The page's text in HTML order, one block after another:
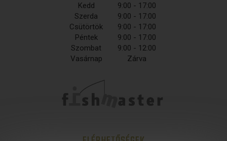
Kedd
9:00 - 17:00
Szerda
9:00 - 17:00
Csütörtök
9:00 - 17:00
Péntek
9:00 - 17:00
Szombat
9:00 - 12:00
Vasárnap
Zárva